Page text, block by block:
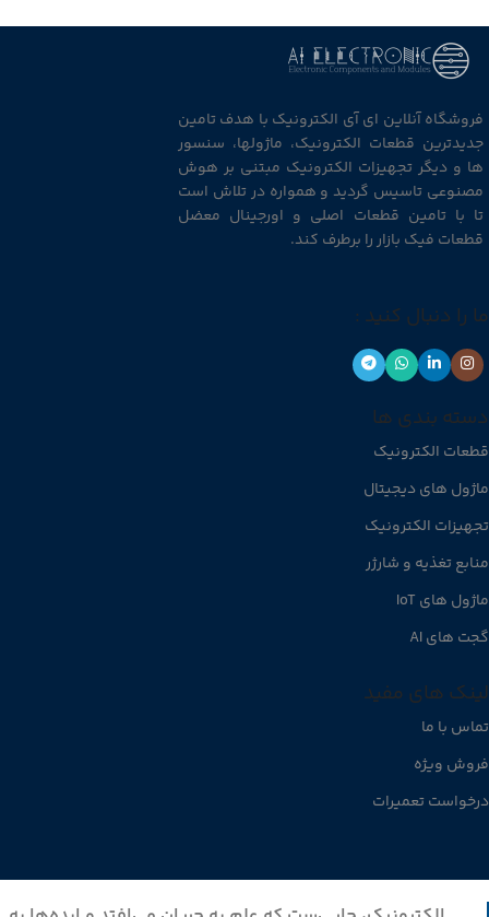
فروشگاه آنلاین ای آی الکترونیک با هدف تامین
جدیدترین قطعات الکترونیک، ماژولها، سنسور
ها و دیگر تجهیزات الکترونیک مبتنی بر هوش
مصنوعی تاسیس گردید و همواره در تلاش است
تا با تامین قطعات اصلی و اورجینال معضل
قطعات فیک بازار را برطرف کند.
ما را دنبال کنید :
دسته بندی ها
قطعات الکترونیک
ماژول های دیجیتال
تجهیزات الکترونیک
منابع تغذیه و شارژر
ماژول های IoT
گجت های AI
لینک های مفید
تماس با ما
فروش ویژه
درخواست تعمیرات